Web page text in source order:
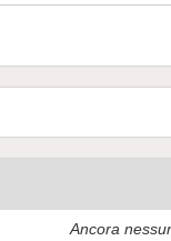
Ancora